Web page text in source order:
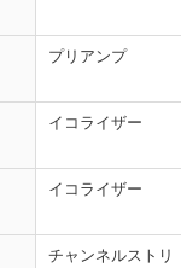
プリアンプ
イコライザー
イコライザー
チャンネルストリ